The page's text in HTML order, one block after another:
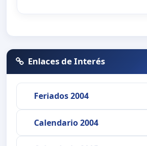
Enlaces de Interés
Feriados 2004
Calendario 2004